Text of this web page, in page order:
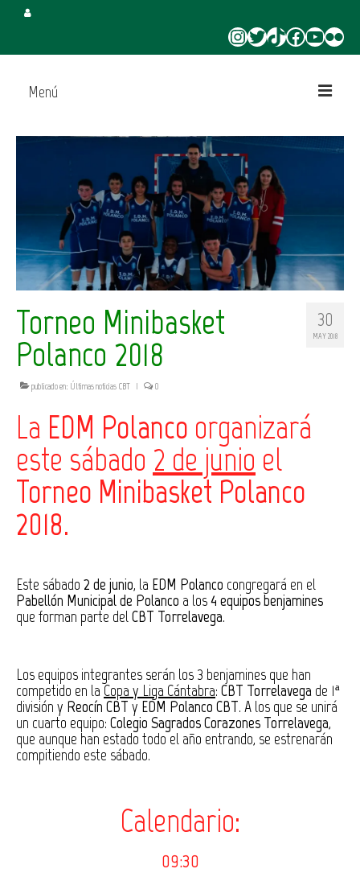
Instagram
Twitter
TikTokFacebook
YouTube
Flickr
Menú
Inicio
Campus de Verano
Torneo 3×3 Verano
30
MAY 2018
Torneo Minibasket
Polanco 2018
publicado en: Últimas noticias CBT 0
La EDM Polanco organizará
este sábado 2 de junio el
Torneo Minibasket Polanco
2018.
Este sábado 2 de junio, la EDM Polanco congregará en el
Pabellón Municipal de Polanco a los4 equipos benjamines
que forman parte del CBT Torrelavega.
Los equipos integrantes serán los 3 benjamines que han
competido en laCopa y Liga Cántabra: CBT Torrelavega de 1ª
división y Reocín CBT y EDM Polanco CBT. A los que se unirá
un cuarto equipo: Colegio Sagrados Corazones Torrelavega,
que aunque han estado todo el año entrando, se estrenarán
compitiendo este sábado.
Calendario:
09:30